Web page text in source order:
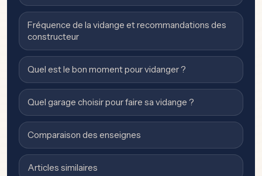
Fréquence de la vidange et recommandations des
constructeur
Quel est le bon moment pour vidanger ?
Quel garage choisir pour faire sa vidange ?
Comparaison des enseignes
Articles similaires